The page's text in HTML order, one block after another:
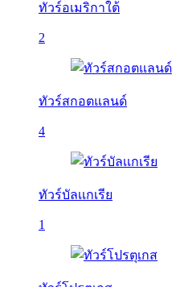
ทัวร์อเมริกาใต้
2
ทัวร์สกอตแลนด์
4
ทัวร์บัลเเกเรีย
1